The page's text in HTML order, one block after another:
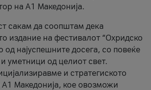
на A1 Македонија.
сакам да соопштам дека
издание на фестивалот “Охридско
од најуспешните досега, со повеќе
уметници од целиот свет.
и стратегиското
А1 Македонија, кое овозможи